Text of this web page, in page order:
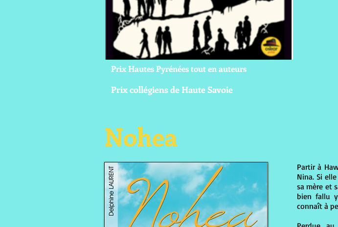
Prix Hautes Pyrénées tout en auteurs
Prix collégiens de Haute Savoie
Partir à
Nina. Si
sa mère et
bien fallu
connaît à
Nohea